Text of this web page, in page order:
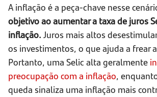
A inflação é a peça-chave nesse
objetivo ao aumentar a taxa de juros
inflação. Juros mais altos
os investimentos, o que ajuda a frear
Portanto, uma Selic alta geralmente
preocupação com a inflação,
queda sinaliza uma inflação mais